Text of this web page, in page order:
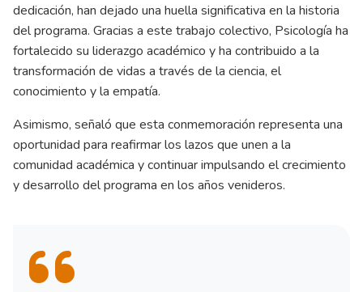
dedicación, han dejado una huella significativa en la historia
del programa. Gracias a este trabajo colectivo, Psicología ha
fortalecido su liderazgo académico y ha contribuido a la
transformación de vidas a través de la ciencia, el
conocimiento y la empatía.
Asimismo, señaló que esta conmemoración representa una
oportunidad para reafirmar los lazos que unen a la
comunidad académica y continuar impulsando el crecimiento
y desarrollo del programa en los años venideros.